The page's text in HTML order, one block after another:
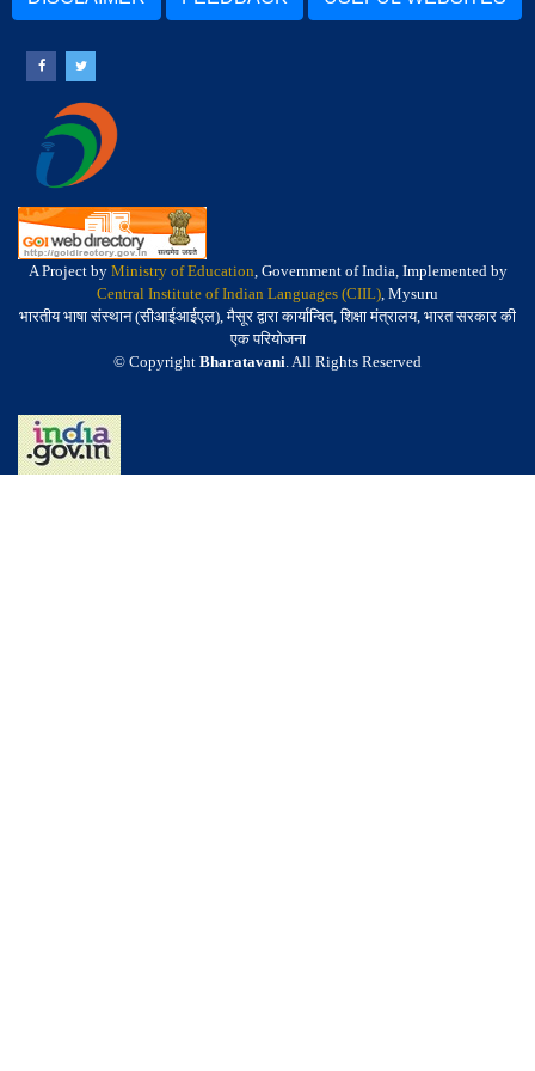
A Project by Ministry of Education, Government of India, Implemented by
Central Institute of Indian Languages (CIIL), Mysuru
भारतीय भाषा संस्थान (सीआईआईएल), मैसूर द्वारा कार्यान्वित, शिक्षा मंत्रालय, भारत सरकार की
एक परियोजना
© Copyright Bharatavani. All Rights Reserved